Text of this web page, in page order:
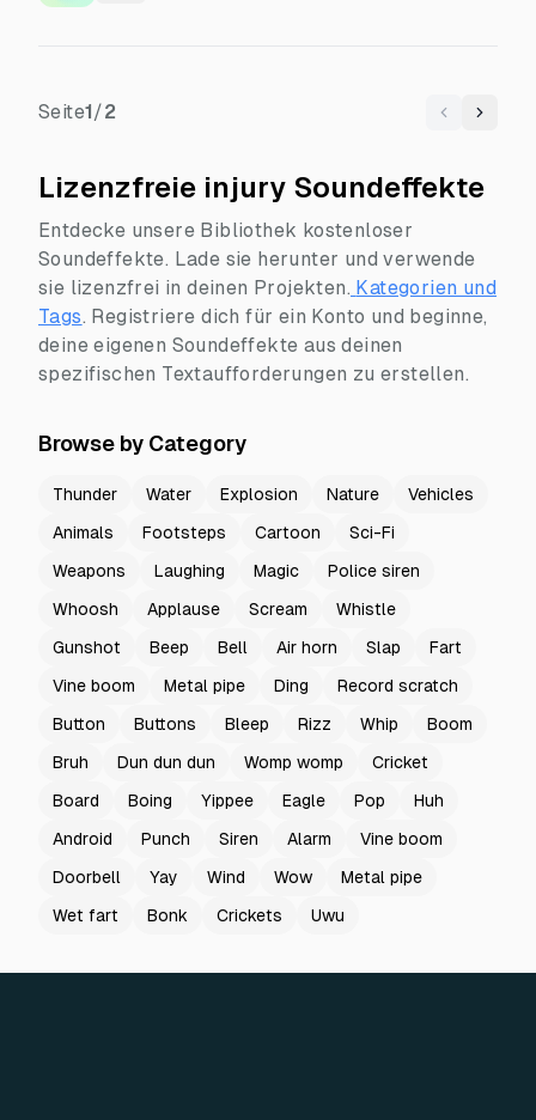
Seite1/2 Previous
Next
Lizenzfreie injury Soundeffekte
Entdecke unsere Bibliothek kostenloser
Soundeffekte. Lade sie herunter und verwende
sie lizenzfrei in deinen Projekten. Kategorien und
Tags. Registriere dich für ein Konto und beginne,
deine eigenen Soundeffekte aus deinen
spezifischen Textaufforderungen zu erstellen.
Browse by Category
Thunder Water Explosion Nature
Vehicles
Animals
Footsteps Cartoon
Sci-Fi
Weapons
Laughing Magic
Police siren
Whoosh
Applause Scream
Whistle
Gunshot
Beep Bell Air horn Slap
Fart
Vine boom
Metal pipe Ding
Record scratch
Button
Buttons Bleep Rizz Whip
Boom
Bruh
Dun dun dun Womp womp
Cricket
Board
Boing Yippee Eagle Pop
Huh
Android
Punch Siren Alarm
Vine boom
Doorbell
Yay Wind Wow
Metal pipe
Wet fart
Bonk Crickets Uwu